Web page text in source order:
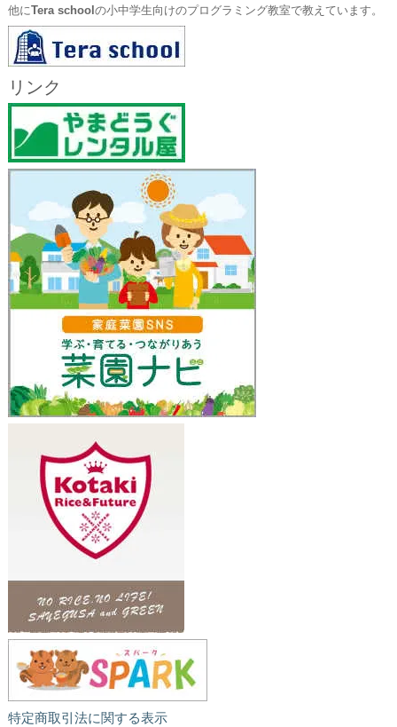
他にTera school の小中学生向けのプログラミング教室で教えています。
リンク
特定商取引法に関する表示